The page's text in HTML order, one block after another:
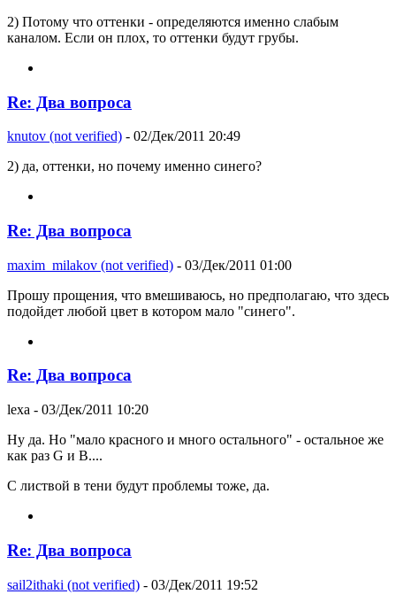
2) Потому что оттенки - определяются именно слабым
каналом. Если он плох, то оттенки будут грубы.
Re: Два вопроса
knutov (not verified) - 02/Дек/2011 20:49
2) да, оттенки, но почему именно синего?
Re: Два вопроса
maxim_milakov (not verified) - 03/Дек/2011 01:00
Прошу прощения, что вмешиваюсь, но предполагаю, что здесь
подойдет любой цвет в котором мало "синего".
Re: Два вопроса
lexa - 03/Дек/2011 10:20
Ну да. Но "мало красного и много остального" - остальное же
как раз G и B....
С листвой в тени будут проблемы тоже, да.
Re: Два вопроса
sail2ithaki (not verified) - 03/Дек/2011 19:52